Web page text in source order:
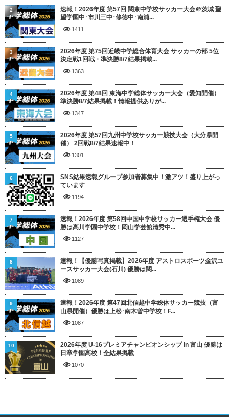
速報！2026年度 第57回 関東中学校サッカー大会＠茨城 聖
望学園中･市川三中･修徳中･南浦...
1411
2
2026年度 第75回近畿中学総合体育大会 サッカーの部 5位
決定戦1回戦・準決勝8/7結果掲載...
1363
3
2026年度 第48回 東海中学総体サッカー大会（愛知開催）
準決勝8/7結果掲載！情報提供ありが...
1347
4
2026年度 第57回九州中学校サッカー競技大会（大分県開
催） 2回戦8/7結果速報中！
1301
5
SNS結果速報グループ参加者募集中！激アツ！盛り上がっ
ています
1194
6
速報！2026年度 第58回中国中学校サッカー選手権大会 優
勝は高川学園中学校！岡山学芸館清秀中...
1127
7
速報！【優勝写真掲載】2026年度 アストロスポーツ金沢ユ
ースサッカー大会(石川) 優勝は関...
1089
8
速報！2026年度 第47回北信越中学総体サッカー競技（富
山県開催）優勝は上松･南木曽中学校！F...
1087
9
2026年度 U-16プレミアチャンピオンシップ in 富山 優勝は
日章学園高校！全結果掲載
1070
10